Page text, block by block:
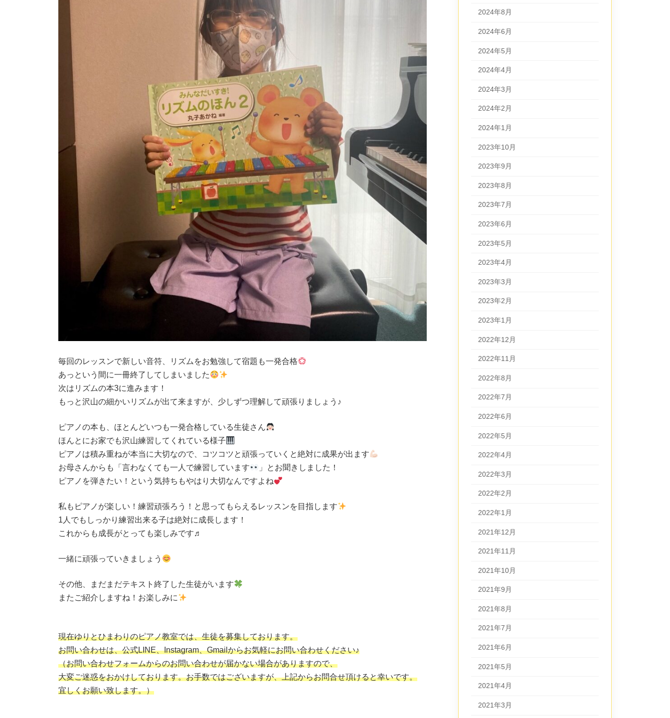
毎回のレッスンで新しい音符、リズムをお勉強して宿題も一発合格
あっという間に一冊終了してしまいました
次はリズムの本3に進みます！
もっと沢山の細かいリズムが出て来ますが、少しずつ理解して頑張りましょう♪
ピアノの本も、ほとんどいつも一発合格している生徒さん
ほんとにお家でも沢山練習してくれている様子
ピアノは積み重ねが本当に大切なので、コツコツと頑張っていくと絶対に成果が出ます
お母さんからも「言わなくても一人で練習しています
」とお聞きしました！
ピアノを弾きたい！という気持ちもやはり大切なんですよね
私もピアノが楽しい！練習頑張ろう！と思ってもらえるレッスンを目指します
1人でもしっかり練習出来る子は絶対に成長します！
これからも成長がとっても楽しみです♬
一緒に頑張っていきましょう
その他、まだまだテキスト終了した生徒がいます
またご紹介しますね！お楽しみに
現在ゆりとひまわりのピアノ教室では、生徒を募集しております。
お問い合わせは、公式LINE、Instagram、Gmailからお気軽にお問い合わせください♪
（お問い合わせフォームからのお問い合わせが届かない場合がありますので、
大変ご迷惑をおかけしております。お手数ではございますが、上記からお問合せ頂けると幸いです。
宜しくお願い致します。）
2024年8月
2024年6月
2024年5月
2024年4月
2024年3月
2024年2月
2024年1月
2023年10月
2023年9月
2023年8月
2023年7月
2023年6月
2023年5月
2023年4月
2023年3月
2023年2月
2023年1月
2022年12月
2022年11月
2022年8月
2022年7月
2022年6月
2022年5月
2022年4月
2022年3月
2022年2月
2022年1月
2021年12月
2021年11月
2021年10月
2021年9月
2021年8月
2021年7月
2021年6月
2021年5月
2021年4月
2021年3月